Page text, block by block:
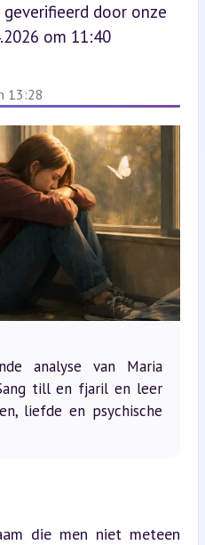
door onze
om 11:40
13:28
analyse van Maria
till en fjaril en leer
liefde en psychische
die men niet meteen